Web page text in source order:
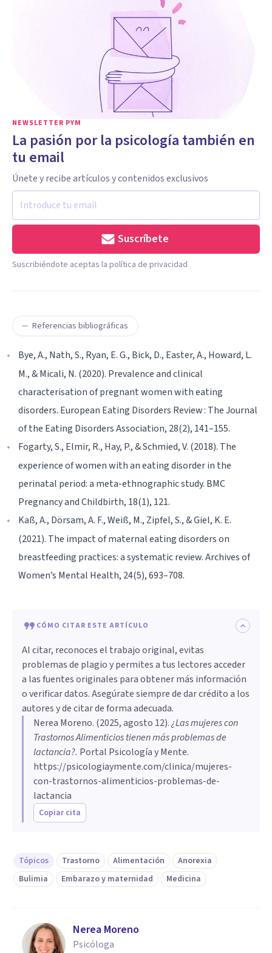
NEWSLETTER PYM
La pasión por la psicología también en
tu email
Únete y recibe artículos y contenidos exclusivos
Suscríbete
Suscribiéndote aceptas la política de privacidad
Referencias bibliográficas
Bye, A., Nath, S., Ryan, E. G., Bick, D., Easter, A., Howard, L.
M., & Micali, N. (2020). Prevalence and clinical
characterisation of pregnant women with eating
disorders. European Eating Disorders Review : The Journal
of the Eating Disorders Association, 28(2), 141–155.
Fogarty, S., Elmir, R., Hay, P., & Schmied, V. (2018). The
experience of women with an eating disorder in the
perinatal period: a meta-ethnographic study. BMC
Pregnancy and Childbirth, 18(1), 121.
Kaß, A., Dörsam, A. F., Weiß, M., Zipfel, S., & Giel, K. E.
(2021). The impact of maternal eating disorders on
breastfeeding practices: a systematic review. Archives of
Women’s Mental Health, 24(5), 693–708.
CÓMO CITAR ESTE ARTÍCULO
Al citar, reconoces el trabajo original, evitas
problemas de plagio y permites a tus lectores acceder
a las fuentes originales para obtener más información
o verificar datos. Asegúrate siempre de dar crédito a los
autores y de citar de forma adecuada.
Nerea Moreno. (2025, agosto 12).¿Las mujeres con
Trastornos Alimenticios tienen más problemas de
lactancia?. Portal Psicología y Mente.
https://psicologiaymente.com/clinica/mujeres-
con-trastornos-alimenticios-problemas-de-
lactancia
Copiar cita
Tópicos Trastorno Alimentación
Anorexia
Bulimia
Embarazo y maternidad Medicina
Nerea Moreno
Psicóloga